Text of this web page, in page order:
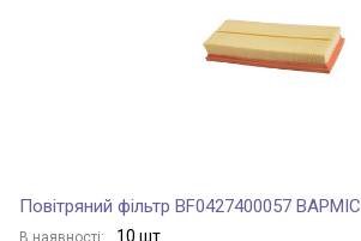
Повітряний фільтр BF0427400057 BAPMIC
В наявності: 10 шт.